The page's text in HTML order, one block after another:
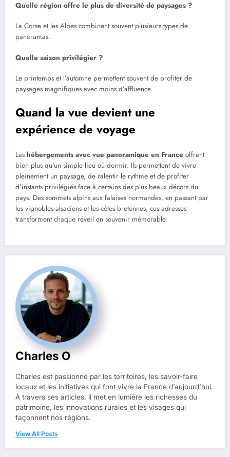
Quelle région offre le plus de diversité de paysages ?
La Corse et les Alpes combinent souvent plusieurs types de
panoramas.
Quelle saison privilégier ?
Le printemps et l’automne permettent souvent de profiter de
paysages magnifiques avec moins d’affluence.
Quand la vue devient une
expérience de voyage
Les hébergements avec vue panoramique en France offrent
bien plus qu’un simple lieu où dormir. Ils permettent de vivre
pleinement un paysage, de ralentir le rythme et de profiter
d’instants privilégiés face à certains des plus beaux décors du
pays. Des sommets alpins aux falaises normandes, en passant par
les vignobles alsaciens et les côtes bretonnes, ces adresses
transforment chaque réveil en souvenir mémorable.
Charles O
Charles est passionné par les territoires, les savoir-faire
locaux et les initiatives qui font vivre la France d’aujourd’hui.
À travers ses articles, il met en lumière les richesses du
patrimoine, les innovations rurales et les visages qui
façonnent nos régions.
View All Posts